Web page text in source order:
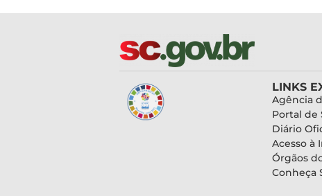
LINKS
Agência
Portal de
Diário
Acesso à
Órgãos
Conheça